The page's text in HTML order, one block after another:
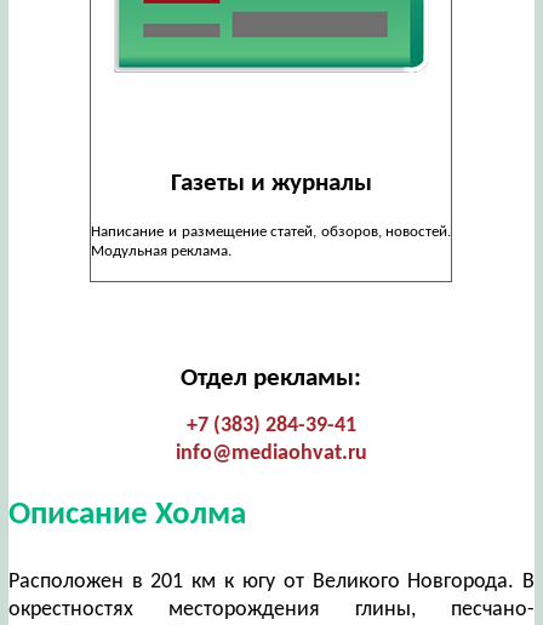
Газеты и журналы
Написание и размещение статей, обзоров, новостей.
Модульная реклама.
Отдел рекламы:
+7 (383) 284-39-41
info@mediaohvat.ru
Описание Холма
Расположен в 201 км к югу от Великого Новгорода. В
окрестностях месторождения глины, песчано-